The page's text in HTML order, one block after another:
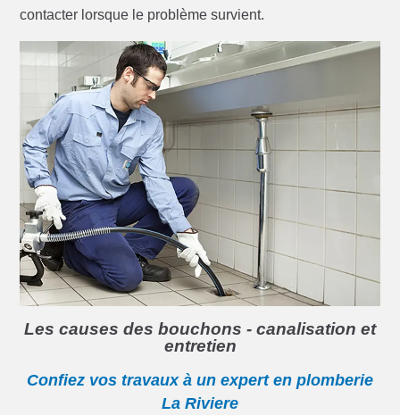
contacter lorsque le problème survient.
Les causes des bouchons - canalisation et
entretien
Confiez vos travaux à un expert en plomberie
La Riviere